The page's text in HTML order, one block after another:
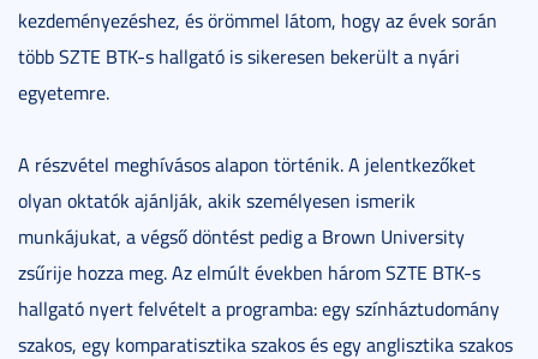
kezdeményezéshez, és örömmel látom, hogy az évek során
több SZTE BTK-s hallgató is sikeresen bekerült a nyári
egyetemre.
A részvétel meghívásos alapon történik. A jelentkezőket
olyan oktatók ajánlják, akik személyesen ismerik
munkájukat, a végső döntést pedig a Brown University
zsűrije hozza meg. Az elmúlt években három SZTE BTK-s
hallgató nyert felvételt a programba: egy színháztudomány
szakos, egy komparatisztika szakos és egy anglisztika szakos